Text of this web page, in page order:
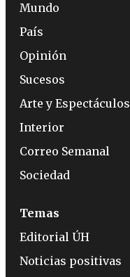
Mundo
País
Opinión
Sucesos
Arte y Espectáculos
Interior
Correo Semanal
Sociedad
Temas
Editorial ÚH
Noticias positivas